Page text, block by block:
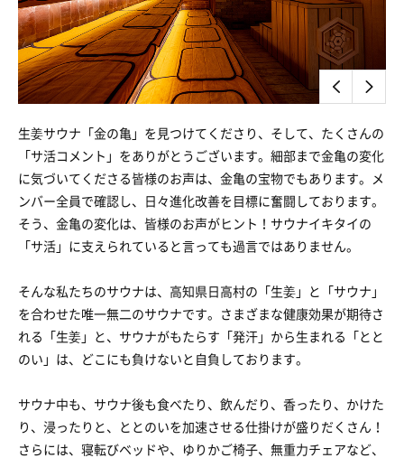
生姜サウナ「金の亀」を見つけてくださり、そして、たくさんの
「サ活コメント」をありがとうございます。細部まで金亀の変化
に気づいてくださる皆様のお声は、金亀の宝物でもあります。メ
ンバー全員で確認し、日々進化改善を目標に奮闘しております。
そう、金亀の変化は、皆様のお声がヒント！サウナイキタイの
「サ活」に支えられていると言っても過言ではありません。
そんな私たちのサウナは、高知県日高村の「生姜」と「サウナ」
を合わせた唯一無二のサウナです。さまざまな健康効果が期待さ
れる「生姜」と、サウナがもたらす「発汗」から生まれる「とと
のい」は、どこにも負けないと自負しております。
サウナ中も、サウナ後も食べたり、飲んだり、香ったり、かけた
り、浸ったりと、ととのいを加速させる仕掛けが盛りだくさん！
さらには、寝転びベッドや、ゆりかご椅子、無重力チェアなど、